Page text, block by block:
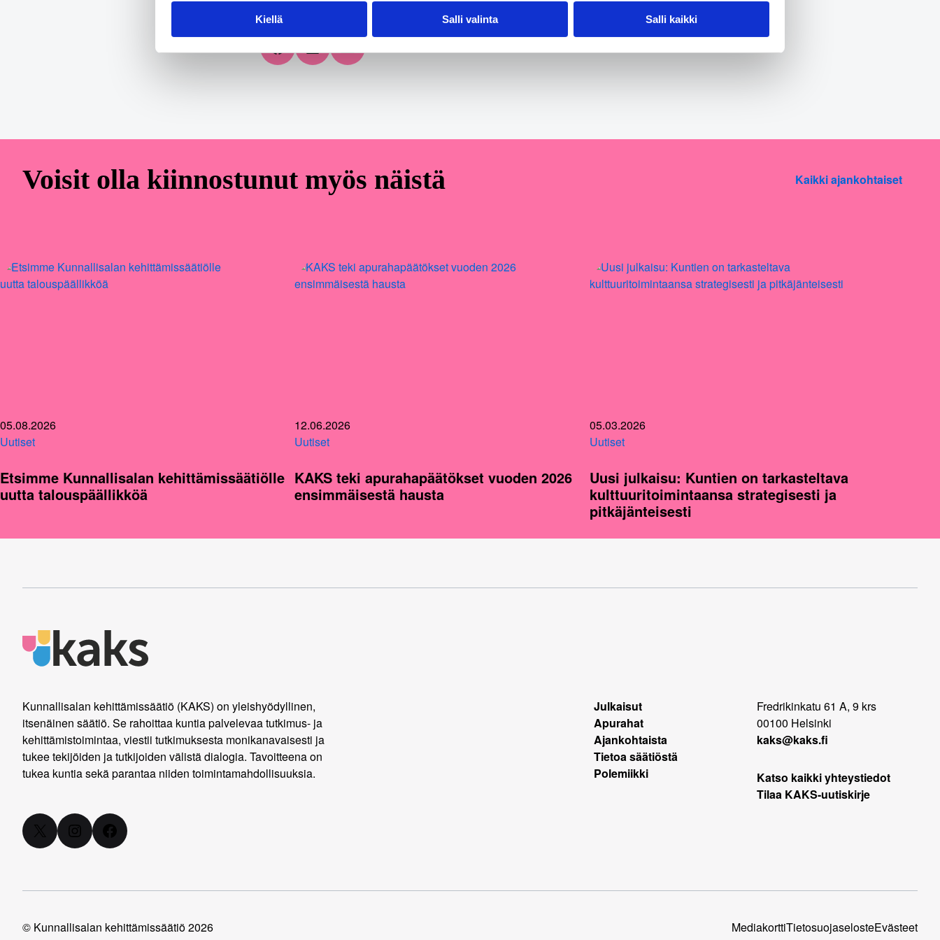
Kiellä Salli valinta Salli kaikki
Share on Facebook
Share on LinkedIn
Email this Page
Voisit olla kiinnostunut myös näistä Kaikki ajankohtaiset
05.08.2026
Uutiset
Etsimme Kunnallisalan kehittämissäätiölle
uutta talouspäällikköä
12.06.2026
Uutiset
KAKS teki apurahapäätökset vuoden 2026
ensimmäisestä hausta
05.03.2026
Uutiset
Uusi julkaisu: Kuntien on tarkasteltava
kulttuuritoimintaansa strategisesti ja
pitkäjänteisesti
Kunnallisalan kehittämissäätiö (KAKS) on yleishyödyllinen,
itsenäinen säätiö. Se rahoittaa kuntia palvelevaa tutkimus- ja
kehittämistoimintaa, viestii tutkimuksesta monikanavaisesti ja
tukee tekijöiden ja tutkijoiden välistä dialogia. Tavoitteena on
tukea kuntia sekä parantaa niiden toimintamahdollisuuksia.
X Instagram Facebook
Julkaisut
Apurahat
Ajankohtaista
Tietoa säätiöstä
Polemiikki
Fredrikinkatu 61 A, 9 krs
00100 Helsinki
kaks@kaks.fi
Katso kaikki yhteystiedot
Tilaa KAKS-uutiskirje
© Kunnallisalan kehittämissäätiö 2026 MediakorttiTietosuojaselosteEvästeet